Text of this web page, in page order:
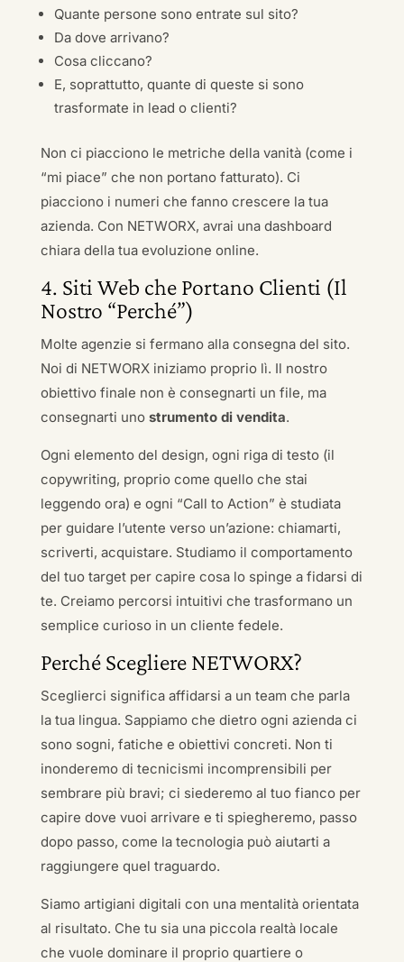
Quante persone sono entrate sul sito?
Da dove arrivano?
Cosa cliccano?
E, soprattutto, quante di queste si sono
trasformate in lead o clienti?
Non ci piacciono le metriche della vanità (come i
“mi piace” che non portano fatturato). Ci
piacciono i numeri che fanno crescere la tua
azienda. Con NETWORX, avrai una dashboard
chiara della tua evoluzione online.
4. Siti Web che Portano Clienti (Il
Nostro “Perché”)
Molte agenzie si fermano alla consegna del sito.
Noi di NETWORX iniziamo proprio lì. Il nostro
obiettivo finale non è consegnarti un file, ma
consegnarti uno strumento di vendita.
Ogni elemento del design, ogni riga di testo (il
copywriting, proprio come quello che stai
leggendo ora) e ogni “Call to Action” è studiata
per guidare l’utente verso un’azione: chiamarti,
scriverti, acquistare. Studiamo il comportamento
del tuo target per capire cosa lo spinge a fidarsi di
te. Creiamo percorsi intuitivi che trasformano un
semplice curioso in un cliente fedele.
Perché Scegliere NETWORX?
Sceglierci significa affidarsi a un team che parla
la tua lingua. Sappiamo che dietro ogni azienda ci
sono sogni, fatiche e obiettivi concreti. Non ti
inonderemo di tecnicismi incomprensibili per
sembrare più bravi; ci siederemo al tuo fianco per
capire dove vuoi arrivare e ti spiegheremo, passo
dopo passo, come la tecnologia può aiutarti a
raggiungere quel traguardo.
Siamo artigiani digitali con una mentalità orientata
al risultato. Che tu sia una piccola realtà locale
che vuole dominare il proprio quartiere o